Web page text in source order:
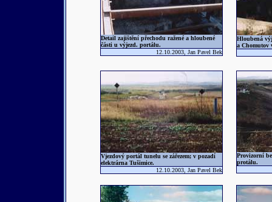
Detail zajištění přechodu ražené a hloubené
části u výjezd. portálu.
12.10.2003, Jan Pavel Bek
Hloubená
a Chomutov
Vjezdový portál tunelu se zářezem; v pozadí
elektrárna Tušimice.
12.10.2003, Jan Pavel Bek
Provizorní
protálu.